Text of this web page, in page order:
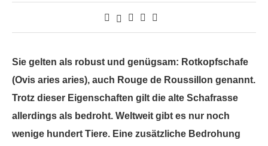
Sie gelten als robust und genügsam: Rotkopfschafe
(Ovis aries aries), auch Rouge de Roussillon genannt.
Trotz dieser Eigenschaften gilt die alte Schafrasse
allerdings als bedroht. Weltweit gibt es nur noch
wenige hundert Tiere. Eine zusätzliche Bedrohung